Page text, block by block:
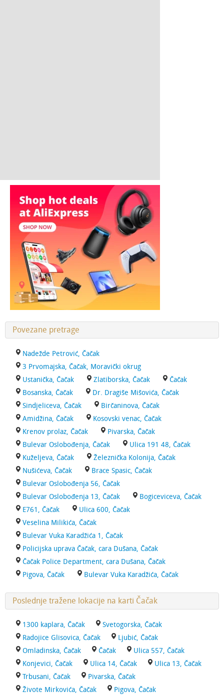
Povezane pretrage
Nadežde Petrović, Čačak
3 Prvomajska, Čačak, Moravički okrug
Ustanička, Čačak
Zlatiborska, Čačak
Čačak
Bosanska, Čačak
Dr. Dragiše Mišovića, Čačak
Sindjeliceva, Čačak
Birčaninova, Čačak
Amidžina, Čačak
Kosovski venac, Čačak
Krenov prolaz, Čačak
Pivarska, Čačak
Bulevar Oslobođenja, Čačak
Ulica 191 48, Čačak
Kuželjeva, Čačak
Železnička Kolonija, Čačak
Nušićeva, Čačak
Brace Spasic, Čačak
Bulevar Oslobođenja 56, Čačak
Bulevar Oslobođenja 13, Čačak
Bogiceviceva, Čačak
E761, Čačak
Ulica 600, Čačak
Veselina Milikića, Čačak
Bulevar Vuka Karadžića 1, Čačak
Policijska uprava Čačak, cara Dušana, Čačak
Čačak Police Department, cara Dušana, Čačak
Pigova, Čačak
Bulevar Vuka Karadžića, Čačak
Poslednje tražene lokacije na karti Čačak
1300 kaplara, Čačak
Svetogorska, Čačak
Radojice Glisovica, Čačak
Ljubić, Čačak
Omladinska, Čačak
Čačak
Ulica 557, Čačak
Konjevici, Čačak
Ulica 14, Čačak
Ulica 13, Čačak
Trbusani, Čačak
Pivarska, Čačak
Živote Mirkovića, Čačak
Pigova, Čačak